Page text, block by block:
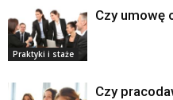
Praktyki i staże
Czy umowę
Czy